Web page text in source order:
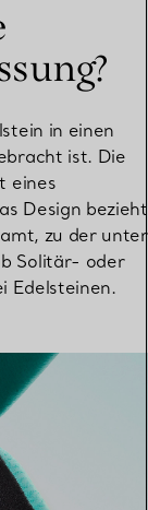
in einen
ist. Die
eines
Design bezieht
zu der unter
Solitär- oder
Edelsteinen.